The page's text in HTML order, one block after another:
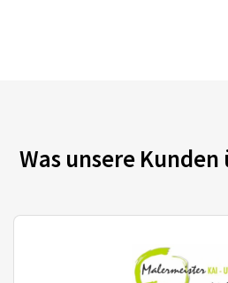
Was unsere Kunden